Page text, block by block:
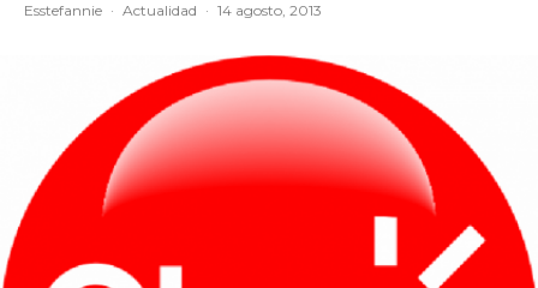
Esstefannie · Actualidad · 14 agosto, 2013